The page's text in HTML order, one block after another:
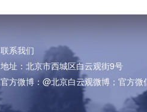
联系我们
地址：北京市西城区白云观街9号
官方微博：@北京白云观微博；官方微